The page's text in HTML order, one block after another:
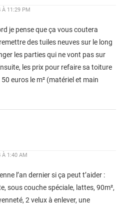
À 11:29 PM
je pense que ça vous coutera
des tuiles neuves sur le long
les parties qui ne vont pas sur
les prix pour refaire sa toiture
euros le m² (matériel et main
À 1:40 AM
l’an dernier si ça peut t’aider :
sous couche spéciale, lattes, 90m²,
2 velux à enlever, une